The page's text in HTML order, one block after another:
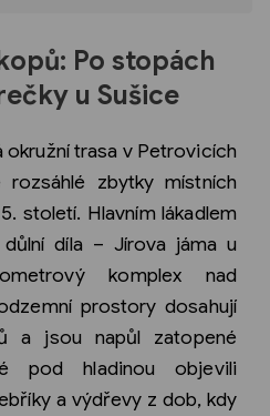
Po stopách
u Sušice
trasa v Petrovicích
zbytky místních
století. Hlavním lákadlem
díla – Jírova jáma u
komplex nad
prostory dosahují
a jsou napůl zatopené
pod hladinou objevili
a výdřevy z dob, kdy